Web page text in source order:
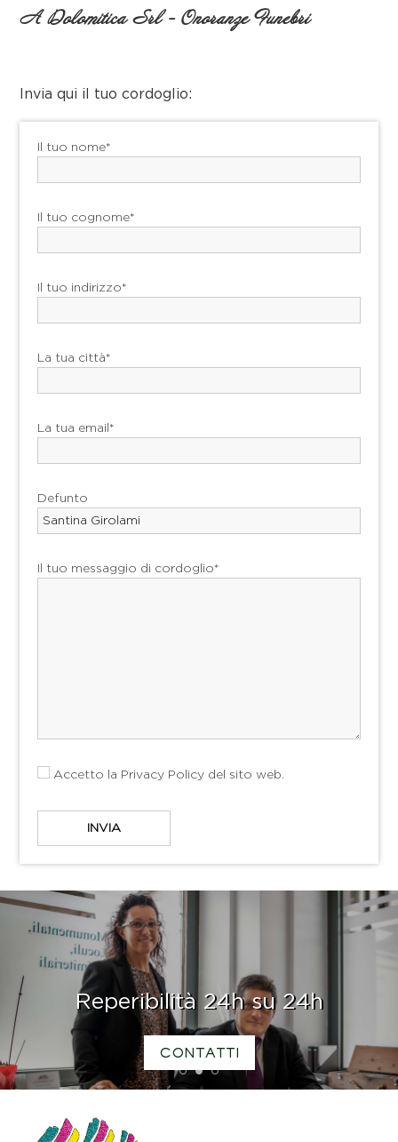
A Dolomitica Srl - Onoranze Funebri
Invia qui il tuo cordoglio:
Il tuo nome*
Il tuo cognome*
Il tuo indirizzo*
La tua città*
La tua email*
Defunto
Il tuo messaggio di cordoglio*
Accetto la Privacy Policy del sito web.
1 2 3
Reperibilità 24h su 24h
CONTATTI